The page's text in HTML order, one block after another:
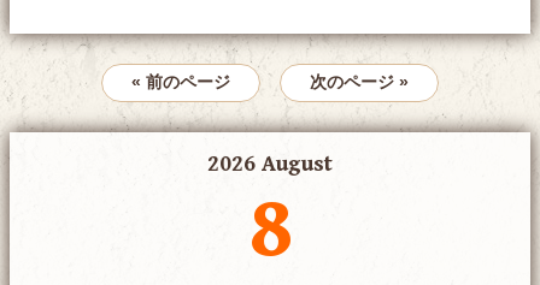
« 前のページ 次のページ »
2026 August
8